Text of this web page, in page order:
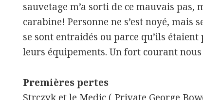
sauvetage m’a sorti de ce mauvais pas,
carabine! Personne ne s’est noyé, mais
se sont entraidés ou parce qu’ils
leurs équipements. Un fort courant
Premières pertes